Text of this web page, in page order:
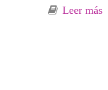
Leer más